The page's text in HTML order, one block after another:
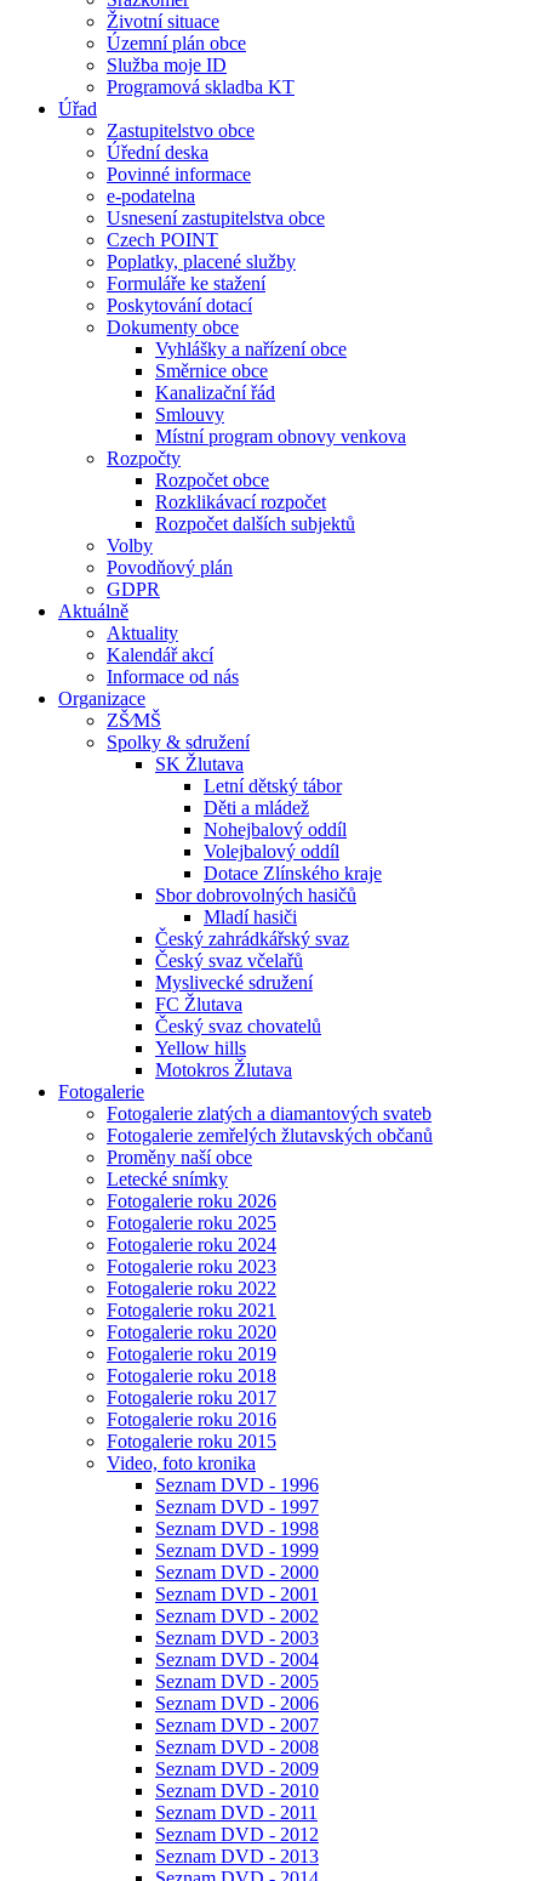
Životní situace
Územní plán obce
Služba moje ID
Programová skladba KT
Úřad
Zastupitelstvo obce
Úřední deska
Povinné informace
e-podatelna
Usnesení zastupitelstva obce
Czech POINT
Poplatky, placené služby
Formuláře ke stažení
Poskytování dotací
Dokumenty obce
Vyhlášky a nařízení obce
Směrnice obce
Kanalizační řád
Smlouvy
Místní program obnovy venkova
Rozpočty
Rozpočet obce
Rozklikávací rozpočet
Rozpočet dalších subjektů
Volby
Povodňový plán
GDPR
Aktuálně
Aktuality
Kalendář akcí
Informace od nás
Organizace
ZŠ⁄MŠ
Spolky & sdružení
SK Žlutava
Letní dětský tábor
Děti a mládež
Nohejbalový oddíl
Volejbalový oddíl
Dotace Zlínského kraje
Sbor dobrovolných hasičů
Mladí hasiči
Český zahrádkářský svaz
Český svaz včelařů
Myslivecké sdružení
FC Žlutava
Český svaz chovatelů
Yellow hills
Motokros Žlutava
Fotogalerie
Fotogalerie zlatých a diamantových svateb
Fotogalerie zemřelých žlutavských občanů
Proměny naší obce
Letecké snímky
Fotogalerie roku 2026
Fotogalerie roku 2025
Fotogalerie roku 2024
Fotogalerie roku 2023
Fotogalerie roku 2022
Fotogalerie roku 2021
Fotogalerie roku 2020
Fotogalerie roku 2019
Fotogalerie roku 2018
Fotogalerie roku 2017
Fotogalerie roku 2016
Fotogalerie roku 2015
Video, foto kronika
Seznam DVD - 1996
Seznam DVD - 1997
Seznam DVD - 1998
Seznam DVD - 1999
Seznam DVD - 2000
Seznam DVD - 2001
Seznam DVD - 2002
Seznam DVD - 2003
Seznam DVD - 2004
Seznam DVD - 2005
Seznam DVD - 2006
Seznam DVD - 2007
Seznam DVD - 2008
Seznam DVD - 2009
Seznam DVD - 2010
Seznam DVD - 2011
Seznam DVD - 2012
Seznam DVD - 2013